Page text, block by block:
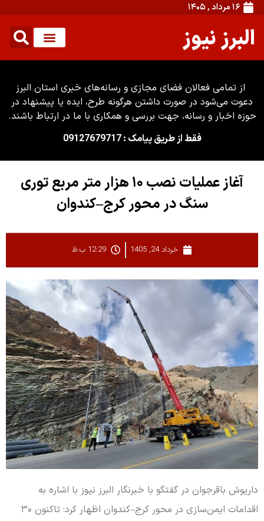
۱۶ مرداد , ۱۴۰۵
البرز نیوز
از تمامی فعالان فضای مجازی و رسانه‌های خبری استان البرز
دعوت می‌شود در صورت داشتن هرگونه طرح، ایده یا پیشنهاد در
حوزه اخبار و رسانه، جهت بررسی و همکاری با ما در ارتباط باشند.
فقط از طریق پیامک : 09127679717
آغاز عملیات نصب ۱۰ هزار متر مربع توری
سنگ در محور کرج–کندوان
خرداد 24, 1405 12:29 ب.ظ
داریوش باقرجوان در گفتگو با خبرنگار البرز نیوز با اشاره به
اقدامات ایمن‌سازی در محور کرج–کندوان اظهار کرد: تاکنون ۳۰